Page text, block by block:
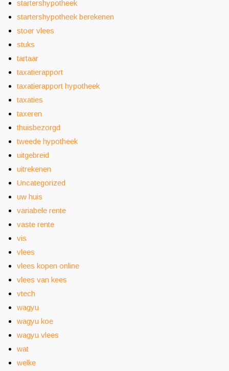
startershypotheek
startershypotheek berekenen
stoer vlees
stuks
tartaar
taxatierapport
taxatierapport hypotheek
taxaties
taxeren
thuisbezorgd
tweede hypotheek
uitgebreid
uitrekenen
Uncategorized
uw huis
variabele rente
vaste rente
vis
vlees
vlees kopen online
vlees van kees
vtech
wagyu
wagyu koe
wagyu vlees
wat
welke